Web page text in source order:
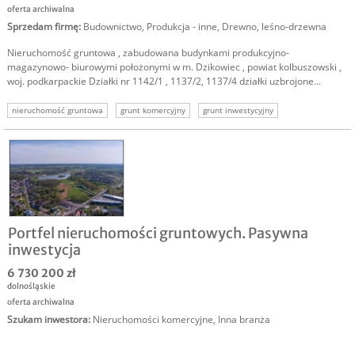
oferta archiwalna
Sprzedam firmę: Budownictwo, Produkcja - inne, Drewno, leśno-drzewna
Nieruchomość gruntowa , zabudowana budynkami produkcyjno-
magazynowo- biurowymi położonymi w m. Dzikowiec , powiat kolbuszowski ,
woj. podkarpackie Działki nr 1142/1 , 1137/2, 1137/4 działki uzbrojone...
nieruchomość gruntowa grunt komercyjny
grunt inwestycyjny
działka komercyjna
działka inwestycyjna
Portfel nieruchomości gruntowych. Pasywna
inwestycja
6 730 200 zł
dolnośląskie
oferta archiwalna
Szukam inwestora: Nieruchomości komercyjne, Inna branża